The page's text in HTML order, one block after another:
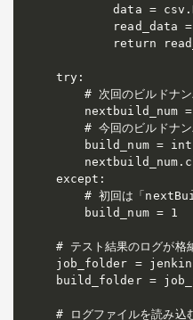
data =
read_data
return
try:
# 次回のビルドナ
nextbuild_num
# 今回のビルドナン
build_num =
except:
# 初回は「
    build_num = 1
# テスト結果のログが
job_folder =
build_folder =
# ログファイルを読み込